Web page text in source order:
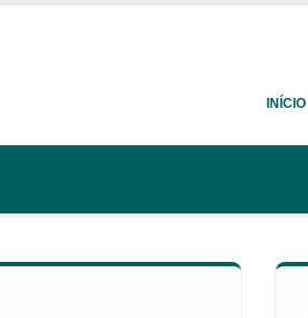
INÍCIO